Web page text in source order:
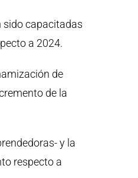
sido capacitadas
a 2024.
de
de la
y la
respecto a